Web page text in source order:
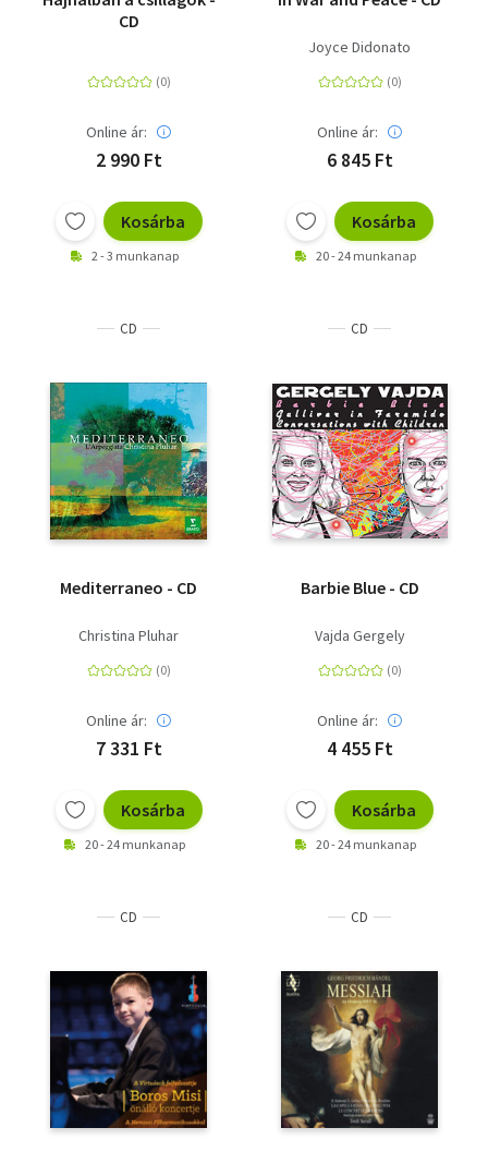
CD
Online ár:
2 990 Ft
Kosárba
2 - 3 munkanap
Joyce Didonato
Online ár:
6 845 Ft
Kosárba
20 - 24 munkanap
CD
Mediterraneo - CD
Christina Pluhar
Online ár:
7 331 Ft
Kosárba
20 - 24 munkanap
CD
Barbie Blue - CD
Vajda Gergely
Online ár:
4 455 Ft
Kosárba
20 - 24 munkanap
CD CD